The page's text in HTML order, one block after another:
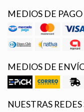
MEDIOS DE PAGO
MEDIOS DE
NUESTRAS